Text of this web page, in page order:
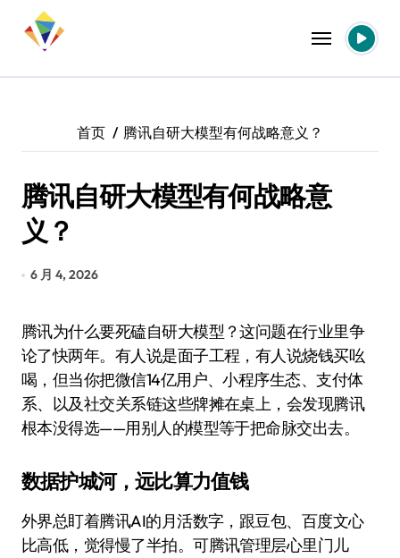
首页 腾讯自研大模型有何战略意义？
腾讯自研大模型有何战略意
义？
6 月 4, 2026
腾讯为什么要死磕自研大模型？这问题在行业里争
论了快两年。有人说是面子工程，有人说烧钱买吆
喝，但当你把微信14亿用户、小程序生态、支付体
系、以及社交关系链这些牌摊在桌上，会发现腾讯
根本没得选——用别人的模型等于把命脉交出去。
数据护城河，远比算力值钱
外界总盯着腾讯AI的月活数字，跟豆包、百度文心
比高低，觉得慢了半拍。可腾讯管理层心里门儿